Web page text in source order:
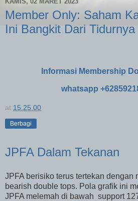
Member Only: Saham
Ini Bangkit Dari Tidurnya
Informasi Membership
whatsapp
at 15.25.00
Berbagi
JPFA Dalam Tekanan
JPFA berisiko terus tertekan dengan
bearish double tops. Pola grafik ini
JPFA melemah di bawah support